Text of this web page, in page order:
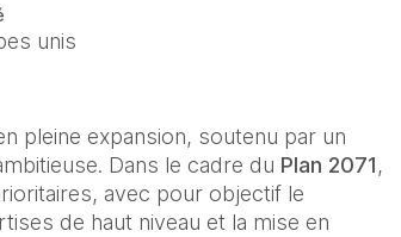
unis
pleine expansion, soutenu par un
Dans le cadre du Plan 2071,
avec pour objectif le
de haut niveau et la mise en